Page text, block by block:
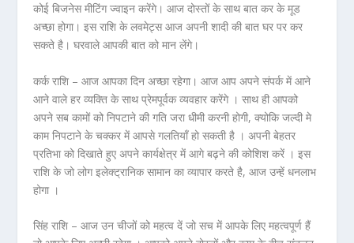
कोई बिजनेस मीटिंग ज्वाइन करेंगे। आज दोस्तों के साथ बात कर के मूड
अच्छा होगा। इस राशि के लवमेट्स आज अपनी शादी की बात घर पर कर
सकते है। घरवाले आपकी बात को मान लेंगे।
कर्क राशि – आज आपका दिन अच्छा रहेगा। आज आप अपने संपर्क में आने
आने वाले हर व्यक्ति के साथ प्रेमपूर्वक व्यवहार करेंगे । साथ ही आपको
अपने सब कामों को निपटाने की गति जरा धीमी करनी होगी, क्योकि जल्दी मे
काम निपटाने के चक्कर में आपसे गलतियाँ हो सकती है । अपनी बेहतर
प्रतिभा को दिखाते हुए अपने कार्यक्षेत्र में आगे बढ़ने की कोशिश करें । इस
राशि के जो लोग इलेक्ट्रानिक सामान का व्यापार करते है, आज उन्हें धनलाभ
होगा ।
सिंह राशि – आज उन चीजों को महत्व दें जो सच में आपके लिए महत्वपूर्ण हैं